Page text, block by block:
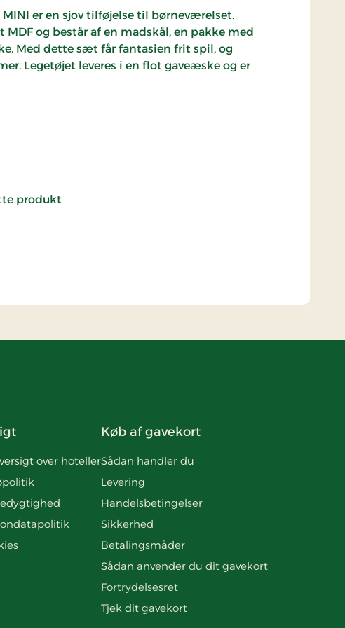
er en sjov tilføjelse til børneværelset.
MDF og består af en madskål, en pakke med
Med dette sæt får fantasien frit spil, og
Legetøjet leveres i en flot gaveæske og er
produkt
over hoteller
Køb af gavekort
Sådan handler du
Levering
Handelsbetingelser
Sikkerhed
Betalingsmåder
Sådan anvender du dit gavekort
Fortrydelsesret
Tjek dit gavekort